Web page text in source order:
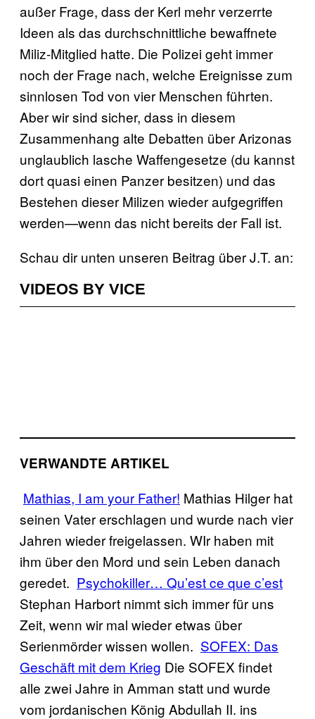
außer Frage, dass der Kerl mehr verzerrte
Ideen als das durchschnittliche bewaffnete
Miliz-Mitglied hatte. Die Polizei geht immer
noch der Frage nach, welche Ereignisse zum
sinnlosen Tod von vier Menschen führten.
Aber wir sind sicher, dass in diesem
Zusammenhang alte Debatten über Arizonas
unglaublich lasche Waffengesetze (du kannst
dort quasi einen Panzer besitzen) und das
Bestehen dieser Milizen wieder aufgegriffen
werden—wenn das nicht bereits der Fall ist.
Schau dir unten unseren Beitrag über J.T. an:
VIDEOS BY VICE
VERWANDTE ARTIKEL
Mathias, I am your Father! Mathias Hilger hat
seinen Vater erschlagen und wurde nach vier
Jahren wieder freigelassen. WIr haben mit
ihm über den Mord und sein Leben danach
geredet. Psychokiller… Qu’est ce que c’est
Stephan Harbort nimmt sich immer für uns
Zeit, wenn wir mal wieder etwas über
Serienmörder wissen wollen. SOFEX: Das
Geschäft mit dem Krieg Die SOFEX findet
alle zwei Jahre in Amman statt und wurde
vom jordanischen König Abdullah II. ins